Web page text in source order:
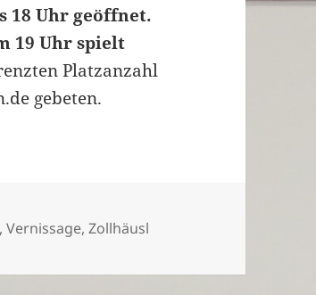
18 Uhr geöffnet.
19 Uhr spielt
Platzanzahl
gebeten.
,Vernissage,Zollhäusl